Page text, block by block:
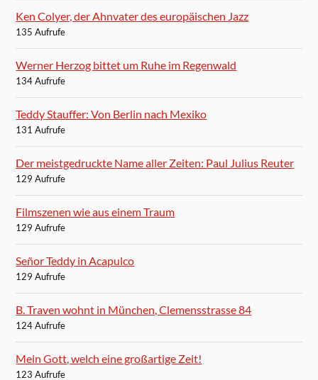
Ken Colyer, der Ahnvater des europäischen Jazz
135 Aufrufe
Werner Herzog bittet um Ruhe im Regenwald
134 Aufrufe
Teddy Stauffer: Von Berlin nach Mexiko
131 Aufrufe
Der meistgedruckte Name aller Zeiten: Paul Julius Reuter
129 Aufrufe
Filmszenen wie aus einem Traum
129 Aufrufe
Señor Teddy in Acapulco
129 Aufrufe
B. Traven wohnt in München, Clemensstrasse 84
124 Aufrufe
Mein Gott, welch eine großartige Zeit!
123 Aufrufe